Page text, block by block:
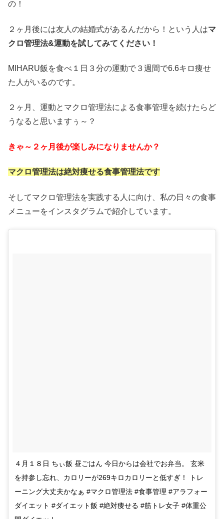
の！
２ヶ月後には友人の結婚式があるんだから！という人はマ
クロ管理法&運動を試してみてください！
MIHARU飯を食べ１日３分の運動で３週間で6.6キロ痩せ
た人がいるのです。
２ヶ月、運動とマクロ管理法による食事管理を続けたらど
うなると思いますぅ～？
きゃ～２ヶ月後が楽しみになりませんか？
マクロ管理法は絶対痩せる食事管理法です
そしてマクロ管理法を実践する人に向け、私の日々の食事
メニューをインスタグラムで紹介しています。
４月１８日 ちぃ飯 昼ごはん 今日からは会社でお弁当。 玄米
を持参し忘れ、カロリーが269キロカロリーと低すぎ！ トレ
ーニング大丈夫かなぁ #マクロ管理法 #食事管理 #アラフォー
ダイエット #ダイエット飯 #絶対痩せる #筋トレ女子 #体重公